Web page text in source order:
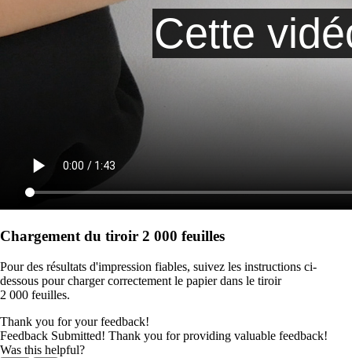
Chargement du tiroir 2 000 feuilles
Pour des résultats d'impression fiables, suivez les instructions ci-
dessous pour charger correctement le papier dans le tiroir
2 000 feuilles.
Thank you for your feedback!
Feedback Submitted! Thank you for providing valuable feedback!
Was this helpful?